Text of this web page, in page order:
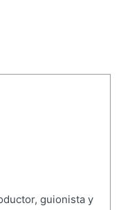
guionista y